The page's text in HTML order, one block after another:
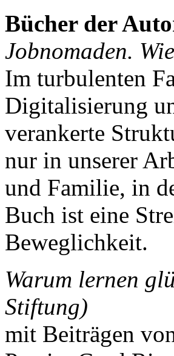
Bücher der
Jobnomaden.
Im turbulenten
Digitalisierung
verankerte
nur in unserer
und Familie, in
Buch ist eine
Beweglichkeit.
Warum lernen
Stiftung)
mit Beiträgen